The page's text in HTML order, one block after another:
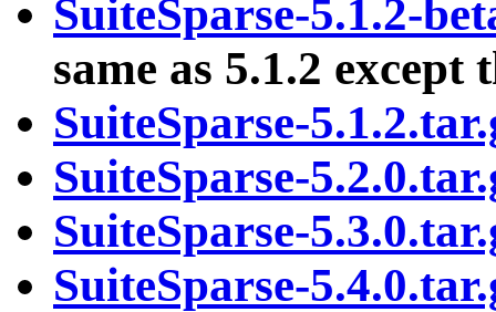
SuiteSparse-5.1.2-
same as 5.1.2 except
SuiteSparse-
SuiteSparse-
SuiteSparse-
SuiteSparse-